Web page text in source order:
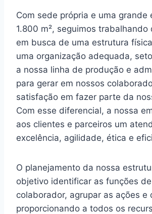
Com sede própria e uma grande
1.800 m², seguimos trabalhando
em busca de uma estrutura
uma organização adequada,
a nossa linha de produção e
para gerar em nossos
satisfação em fazer parte da
Com esse diferencial, a nossa
aos clientes e parceiros um
excelência, agilidade, ética e
O planejamento da nossa
objetivo identificar as funções
colaborador, agrupar as ações e
proporcionando a todos os